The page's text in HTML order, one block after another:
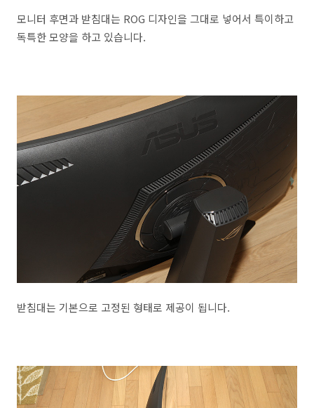
모니터 후면과 받침대는 ROG 디자인을 그대로 넣어서 특이하고
독특한 모양을 하고 있습니다.
받침대는 기본으로 고정된 형태로 제공이 됩니다.